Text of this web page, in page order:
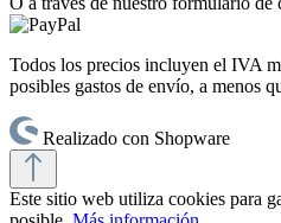
Todos los precios incluyen el IVA
posibles gastos de envío, a menos
Realizado con Shopware
Este sitio web utiliza cookies para